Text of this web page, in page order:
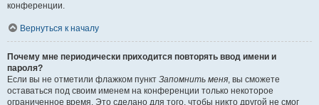
конференции.
Вернуться к началу
Почему мне периодически приходится повторять ввод имени и
пароля?
Если вы не отметили флажком пункт Запомнить меня, вы сможете
оставаться под своим именем на конференции только некоторое
ограниченное время. Это сделано для того, чтобы никто другой не смог